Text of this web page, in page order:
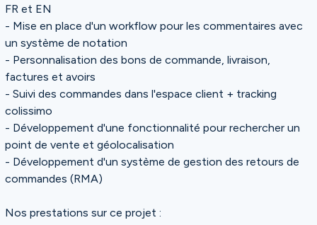
FR et EN
- Mise en place d'un workflow pour les commentaires avec
un système de notation
- Personnalisation des bons de commande, livraison,
factures et avoirs
- Suivi des commandes dans l'espace client + tracking
colissimo
- Développement d'une fonctionnalité pour rechercher un
point de vente et géolocalisation
- Développement d'un système de gestion des retours de
commandes (RMA)
Nos prestations sur ce projet :